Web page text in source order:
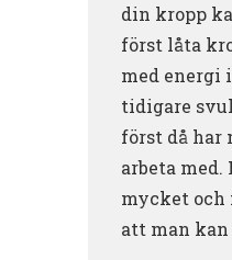
din kropp
först låta
med energi
tidigare
först då har
arbeta med.
mycket och
att man kan